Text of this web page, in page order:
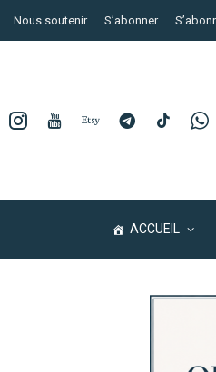
Nous soutenir S’abonner
ACCUEIL